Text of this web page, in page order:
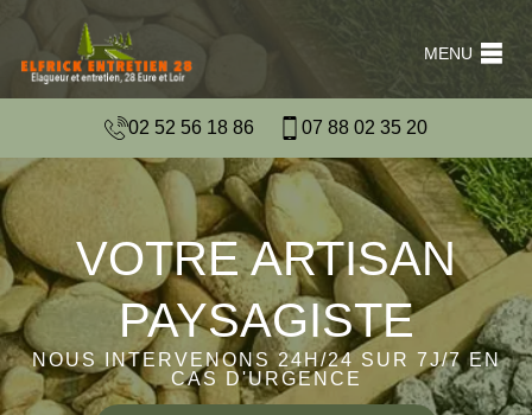
MENU
02 52 56 18 86 07 88 02 35 20
VOTRE ARTISAN
PAYSAGISTE
NOUS INTERVENONS 24H/24 SUR 7J/7 EN
CAS D'URGENCE